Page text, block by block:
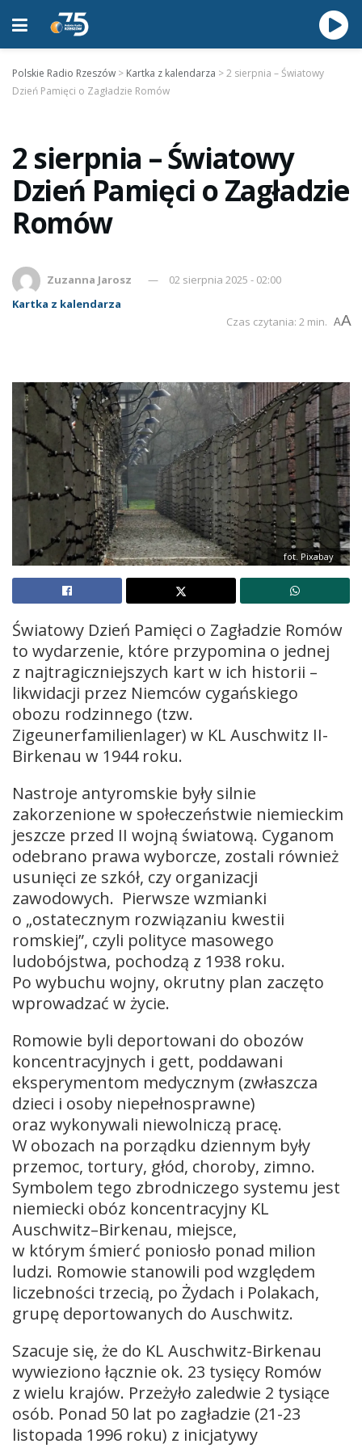
Polskie Radio Rzeszów > Kartka z kalendarza >2 sierpnia – Światowy
Dzień Pamięci o Zagładzie Romów
2 sierpnia – Światowy
Dzień Pamięci o Zagładzie
Romów
Zuzanna Jarosz
02 sierpnia 2025 - 02:00
Kartka z kalendarza
Czas czytania: 2 min. AA
fot. Pixabay
Światowy Dzień Pamięci o Zagładzie Romów
to wydarzenie, które przypomina o jednej
z najtragiczniejszych kart w ich historii –
likwidacji przez Niemców cygańskiego
obozu rodzinnego (tzw.
Zigeunerfamilienlager) w KL Auschwitz II-
Birkenau w 1944 roku.
Nastroje antyromskie były silnie
zakorzenione w społeczeństwie niemieckim
jeszcze przed II wojną światową. Cyganom
odebrano prawa wyborcze, zostali również
usunięci ze szkół, czy organizacji
zawodowych. Pierwsze wzmianki
o „ostatecznym rozwiązaniu kwestii
romskiej”, czyli polityce masowego
ludobójstwa, pochodzą z 1938 roku.
Po wybuchu wojny, okrutny plan zaczęto
wprowadzać w życie.
Romowie byli deportowani do obozów
koncentracyjnych i gett, poddawani
eksperymentom medycznym (zwłaszcza
dzieci i osoby niepełnosprawne)
oraz wykonywali niewolniczą pracę.
W obozach na porządku dziennym były
przemoc, tortury, głód, choroby, zimno.
Symbolem tego zbrodniczego systemu jest
niemiecki obóz koncentracyjny KL
Auschwitz–Birkenau, miejsce,
w którym śmierć poniosło ponad milion
ludzi. Romowie stanowili pod względem
liczebności trzecią, po Żydach i Polakach,
grupę deportowanych do Auschwitz.
Szacuje się, że do KL Auschwitz-Birkenau
wywieziono łącznie ok. 23 tysięcy Romów
z wielu krajów. Przeżyło zaledwie 2 tysiące
osób. Ponad 50 lat po zagładzie (21-23
listopada 1996 roku) z inicjatywy